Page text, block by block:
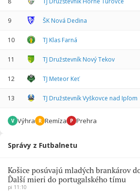
9 ŠK Nová Dedina
10 TJ Klas Farná
11 TJ Družstevník Nový Tekov
12 TJ Meteor Keť
13 TJ Družstevník Vyškovce nad Ipľom
V Výhra R Remíza P Prehra
Správy z Futbalnetu
Košice posúvajú mladých brankárov
Ďalší mieri do portugalského tímu
pi 11:10